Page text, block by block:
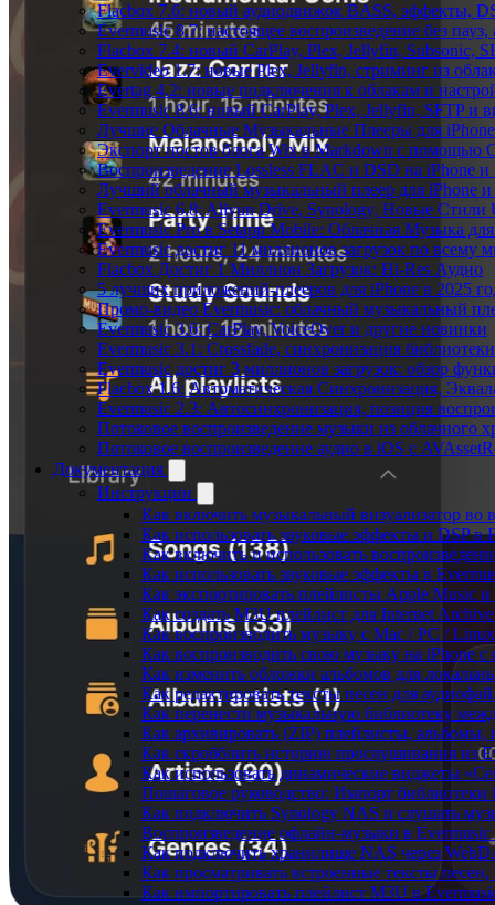
Flacbox 7.6: новый аудиодвижок BASS, эффекты,
Evermusic 8.7: настоящее воспроизведение без
Flacbox 7.4: новый CarPlay, Plex, Jellyfin, Subsonic,
Evervideo 1.7: новые Plex, Jellyfin, стриминг из
Evertag 4.2: новые подключения к облакам и
Evermusic 8.6: новый CarPlay, Plex, Jellyfin, SFTP и
Лучшие Облачные Музыкальные Плееры для iPhone
Экспорт постов блога Wix в Markdown с помощью
Воспроизведение Lossless FLAC и DSD на iPhone и
Лучший облачный музыкальный плеер для iPhone и
Evermusic 6.8: Aliyun Drive, Synology, Новые Стили
Evermusic Pro в Setapp Mobile: Облачная Музыка
Evermusic достиг 11 миллионов загрузок по всему
Flacbox Достиг 1 Миллион Загрузок: Hi-Res Аудио
5 лучших приложений-плееров для iPhone в 2025
Промо-видео Evermusic: облачный музыкальный
Evermusic 3.6: CarPlay, VoiceOver и другие новинки
Evermusic 3.1: Crossfade, синхронизация
Evermusic достиг 3 миллионов загрузок: обзор
Flacbox 1.6: Автоматическая Синхронизация,
Evermusic 2.3: Автосинхронизация, позиция
Потоковое воспроизведение музыки из облачного
Потоковое воспроизведение аудио в iOS с
Документация
Инструкции
Как включить музыкальный визуализатор во
Как использовать звуковые эффекты и DSP в
Как включить и использовать
Как использовать звуковые эффекты в
Как экспортировать плейлисты Apple Music
Как создать M3U плейлист для Internet
Как воспроизводить музыку с Mac / PC /
Как воспроизводить свою музыку на iPhone
Как изменить обложки альбомов для
Как редактировать тексты песен для
Как перенести музыкальную библиотеку
Как архивировать (ZIP) плейлисты, альбомы,
Как скробблить историю прослушивания из
Как использовать динамические виджеты
Пошаговое руководство: Импорт библиотеки
Как подключить Synology NAS и слушать
Воспроизведение офлайн-музыки в
Как подключить хранилище NAS через
Как просматривать встроенные тексты
Как импортировать плейлист M3U в